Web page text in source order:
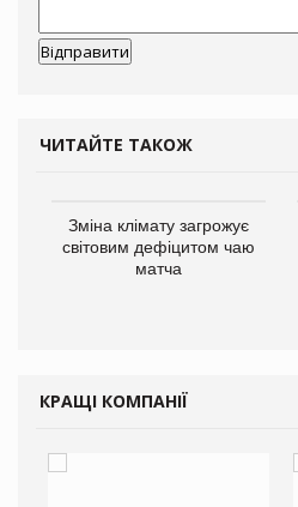
ЧИТАЙТЕ ТАКОЖ
Зміна клімату загрожує
світовим дефіцитом чаю
матча
КРАЩІ КОМПАНІЇ